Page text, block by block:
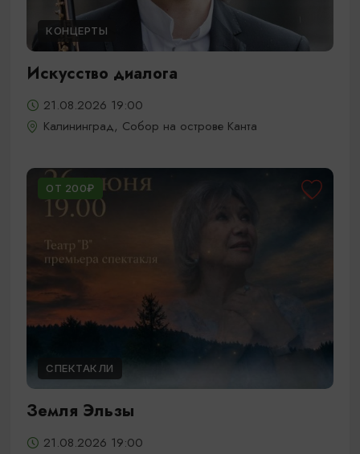
КОНЦЕРТЫ
Искусство диалога
21.08.2026 19:00
Калининград, Собор на острове Канта
ОТ 200₽
СПЕКТАКЛИ
Земля Эльзы
21.08.2026 19:00